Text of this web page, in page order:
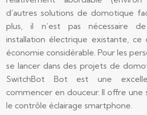
d’autres solutions de domotique
plus, il n’est pas nécessaire
installation électrique existante, ce
économie considérable. Pour les
se lancer dans des projets de
SwitchBot Bot est une
commencer en douceur. Il offre une
le contrôle éclairage smartphone.